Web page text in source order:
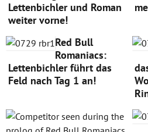
Lettenbichler und Roman
weiter vorne!
Red Bull
Romaniacs:
Lettenbichler führt das
Feld nach Tag 1 an!